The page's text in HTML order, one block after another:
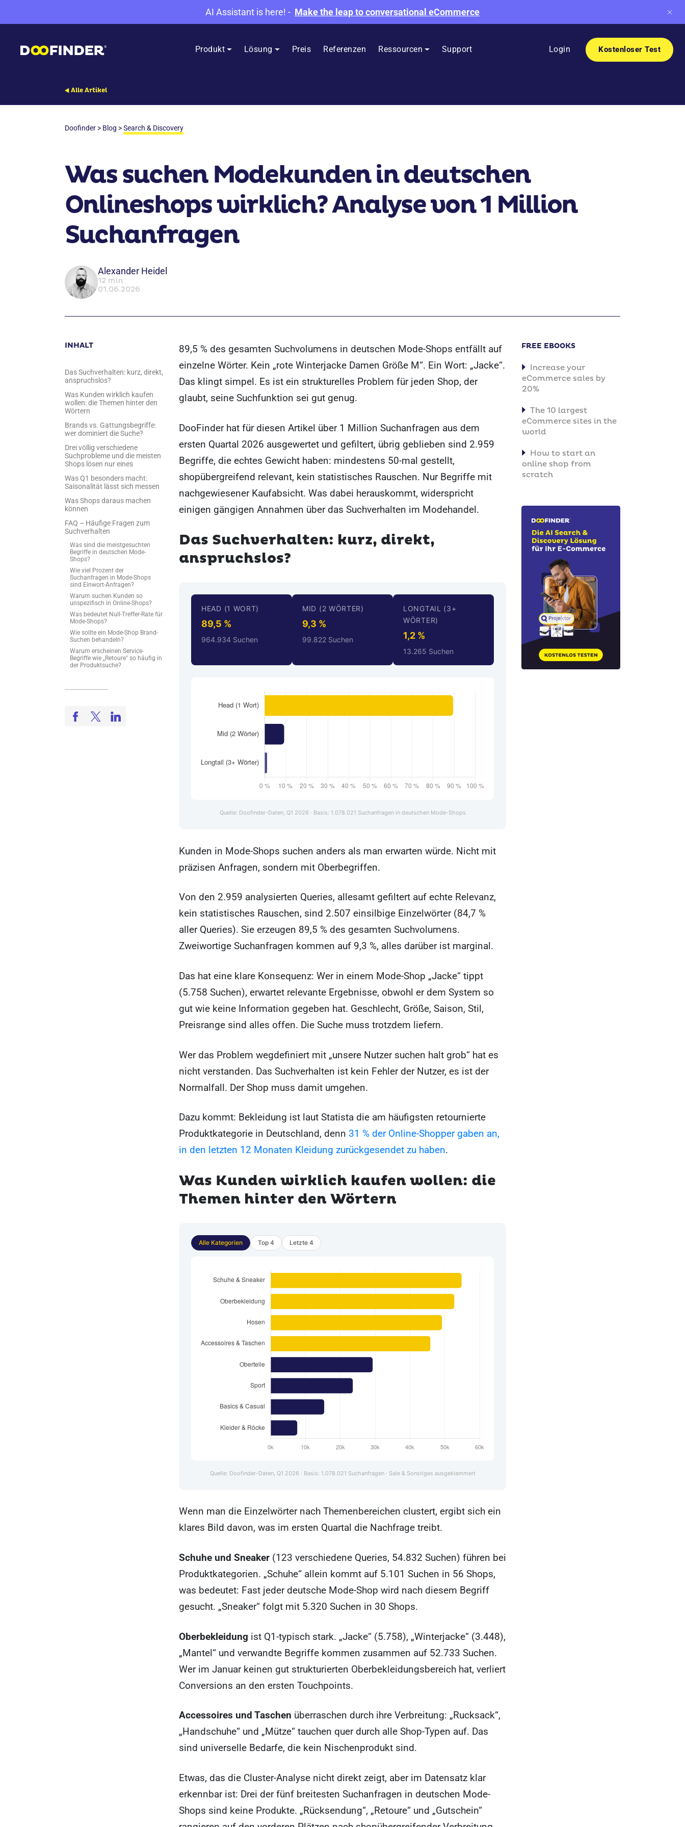
AI Assistant is here! - Make the leap to conversational eCommerce
Produkt Lösung Preis Referenzen Ressourcen Support Login Kostenloser Test
Alle Artikel
Doofinder > Blog >Search & Discovery
Was suchen Modekunden in deutschen
Onlineshops wirklich? Analyse von 1 Million
Suchanfragen
Alexander Heidel
12 min
01.06.2026
INHALT
Das Suchverhalten: kurz, direkt,
anspruchslos?
Was Kunden wirklich kaufen
wollen: die Themen hinter den
Wörtern
Brands vs. Gattungsbegriffe:
wer dominiert die Suche?
Drei völlig verschiedene
Suchprobleme und die meisten
Shops lösen nur eines
Was Q1 besonders macht:
Saisonalität lässt sich messen
Was Shops daraus machen
können
FAQ – Häufige Fragen zum
Suchverhalten
Was sind die meistgesuchten
Begriffe in deutschen Mode-
Shops?
Wie viel Prozent der
Suchanfragen in Mode-Shops
sind Einwort-Anfragen?
Warum suchen Kunden so
unspezifisch in Online-Shops?
Was bedeutet Null-Treffer-Rate für
Mode-Shops?
Wie sollte ein Mode-Shop Brand-
Suchen behandeln?
Warum erscheinen Service-
Begriffe wie „Retoure" so häufig in
der Produktsuche?
89,5 % des gesamten Suchvolumens in deutschen Mode-Shops entfällt auf
einzelne Wörter. Kein „rote Winterjacke Damen Größe M“. Ein Wort: „Jacke“.
Das klingt simpel. Es ist ein strukturelles Problem für jeden Shop, der
glaubt, seine Suchfunktion sei gut genug.
DooFinder hat für diesen Artikel über 1 Million Suchanfragen aus dem
ersten Quartal 2026 ausgewertet und gefiltert, übrig geblieben sind 2.959
Begriffe, die echtes Gewicht haben: mindestens 50-mal gestellt,
shopübergreifend relevant, kein statistisches Rauschen. Nur Begriffe mit
nachgewiesener Kaufabsicht. Was dabei herauskommt, widerspricht
einigen gängigen Annahmen über das Suchverhalten im Modehandel.
Das Suchverhalten: kurz, direkt,
anspruchslos?
HEAD (1 WORT)
89,5 %
964.934 Suchen
MID (2 WÖRTER)
9,3 %
99.822 Suchen
LONGTAIL (3+
WÖRTER)
1,2 %
13.265 Suchen
Quelle: Doofinder-Daten, Q1 2026 · Basis: 1.078.021 Suchanfragen in deutschen Mode-Shops
Kunden in Mode-Shops suchen anders als man erwarten würde. Nicht mit
präzisen Anfragen, sondern mit Oberbegriffen.
Von den 2.959 analysierten Queries, allesamt gefiltert auf echte Relevanz,
kein statistisches Rauschen, sind 2.507 einsilbige Einzelwörter (84,7 %
aller Queries). Sie erzeugen 89,5 % des gesamten Suchvolumens.
Zweiwortige Suchanfragen kommen auf 9,3 %, alles darüber ist marginal.
Das hat eine klare Konsequenz: Wer in einem Mode-Shop „Jacke“ tippt
(5.758 Suchen), erwartet relevante Ergebnisse, obwohl er dem System so
gut wie keine Information gegeben hat. Geschlecht, Größe, Saison, Stil,
Preisrange sind alles offen. Die Suche muss trotzdem liefern.
Wer das Problem wegdefiniert mit „unsere Nutzer suchen halt grob“ hat es
nicht verstanden. Das Suchverhalten ist kein Fehler der Nutzer, es ist der
Normalfall. Der Shop muss damit umgehen.
Dazu kommt: Bekleidung ist laut Statista die am häufigsten retournierte
Produktkategorie in Deutschland, denn 31 % der Online-Shopper gaben an,
in den letzten 12 Monaten Kleidung zurückgesendet zu haben.
Was Kunden wirklich kaufen wollen: die
Themen hinter den Wörtern
Alle Kategorien Top 4 Letzte 4
Quelle: Doofinder-Daten, Q1 2026 · Basis: 1.078.021 Suchanfragen · Sale & Sonstiges ausgeklammert
Wenn man die Einzelwörter nach Themenbereichen clustert, ergibt sich ein
klares Bild davon, was im ersten Quartal die Nachfrage treibt.
Schuhe und Sneaker (123 verschiedene Queries, 54.832 Suchen) führen bei
Produktkategorien. „Schuhe“ allein kommt auf 5.101 Suchen in 56 Shops,
was bedeutet: Fast jeder deutsche Mode-Shop wird nach diesem Begriff
gesucht. „Sneaker“ folgt mit 5.320 Suchen in 30 Shops.
Oberbekleidung ist Q1-typisch stark. „Jacke“ (5.758), „Winterjacke“ (3.448),
„Mantel“ und verwandte Begriffe kommen zusammen auf 52.733 Suchen.
Wer im Januar keinen gut strukturierten Oberbekleidungsbereich hat, verliert
Conversions an den ersten Touchpoints.
Accessoires und Taschen überraschen durch ihre Verbreitung: „Rucksack“,
„Handschuhe“ und „Mütze“ tauchen quer durch alle Shop-Typen auf. Das
sind universelle Bedarfe, die kein Nischenprodukt sind.
Etwas, das die Cluster-Analyse nicht direkt zeigt, aber im Datensatz klar
erkennbar ist: Drei der fünf breitesten Suchanfragen in deutschen Mode-
Shops sind keine Produkte. „Rücksendung“, „Retoure“ und „Gutschein“
FREE EBOOKS
Increase your
eCommerce sales by
20%
The 10 largest
eCommerce sites in the
world
How to start an
online shop from
scratch